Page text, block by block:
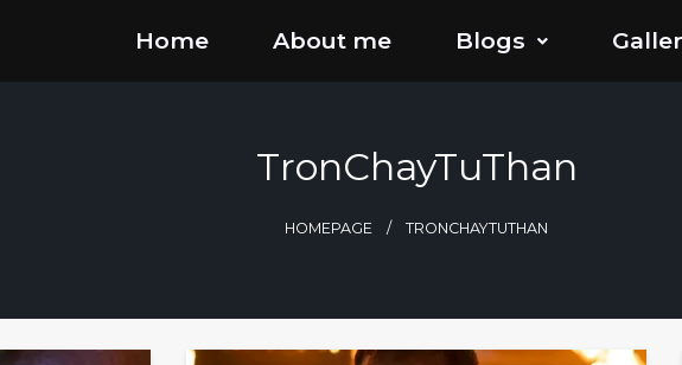
Home About me Blogs
TronChayTuThan
HOMEPAGE TRONCHAYTUTHAN